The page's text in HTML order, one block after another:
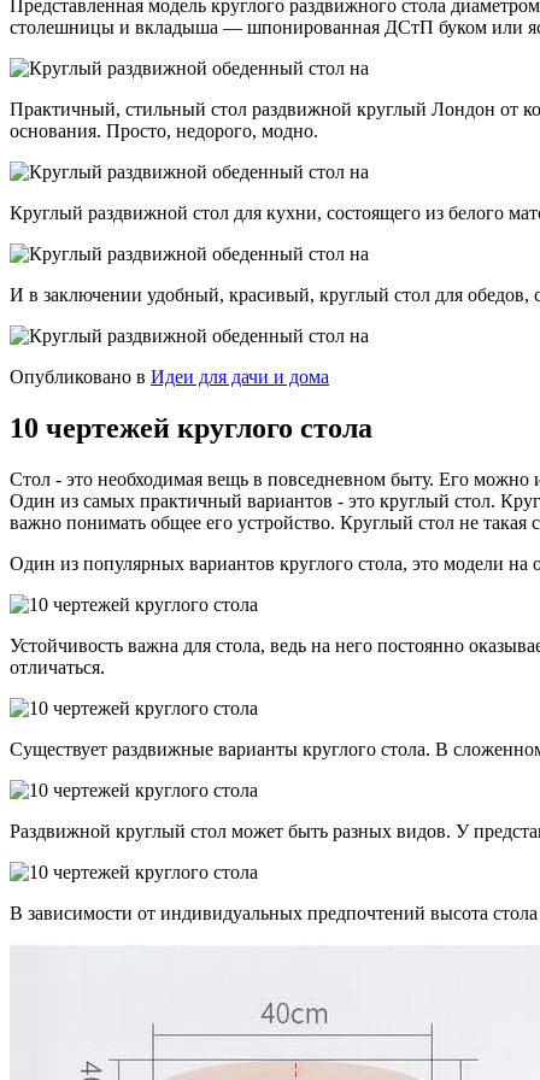
Представленная модель круглого раздвижного стола
столешницы и вкладыша — шпонированная ДСтП буком или
Практичный, стильный стол раздвижной круглый Лондон от
основания. Просто, недорого, модно.
Круглый раздвижной стол для кухни, состоящего из белого
И в заключении удобный, красивый, круглый стол для
Опубликовано в Идеи для дачи и дома
10 чертежей круглого стола
Стол - это необходимая вещь в повседневном быту. Его можно
Один из самых практичный вариантов - это круглый стол.
важно понимать общее его устройство. Круглый стол не
Один из популярных вариантов круглого стола, это модели
Устойчивость важна для стола, ведь на него постоянно
отличаться.
Существует раздвижные варианты круглого стола. В
Раздвижной круглый стол может быть разных видов. У
В зависимости от индивидуальных предпочтений высота